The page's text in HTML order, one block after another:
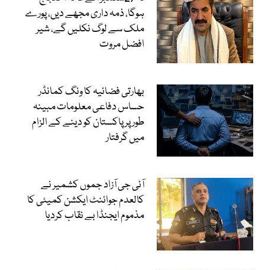
ہوگا، ذمہ داری مجھے دیں، پورے
ملک سے لوگ نکلیں گے، شیر
افضل مروت
بھارتی فضائیہ کا ونگ کمانڈر
حساس دفاعی معلومات مبینہ
طور پر پاکستان کو دینے کے الزام
میں گرفتار
آئی جی آزاد جموں کشمیر نے
کالعدم جوائنٹ ایکشن کمیٹی کا
مذموم ایجنڈا بے نقاب کردیا